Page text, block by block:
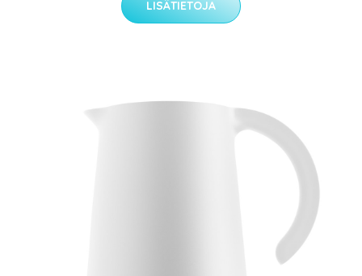
LISÄTIETOJA